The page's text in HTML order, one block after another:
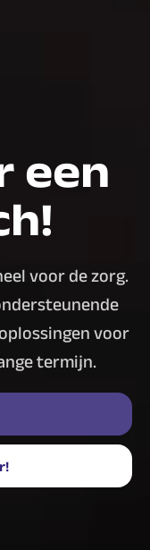
een
voor de zorg.
voor
termijn.